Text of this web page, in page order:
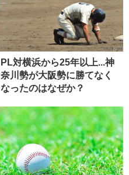
PL対横浜から25年以上...神
奈川勢が大阪勢に勝てなく
なったのはなぜか？